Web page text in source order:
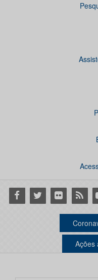
Facebook
Twitter Flickr RSS
Ações